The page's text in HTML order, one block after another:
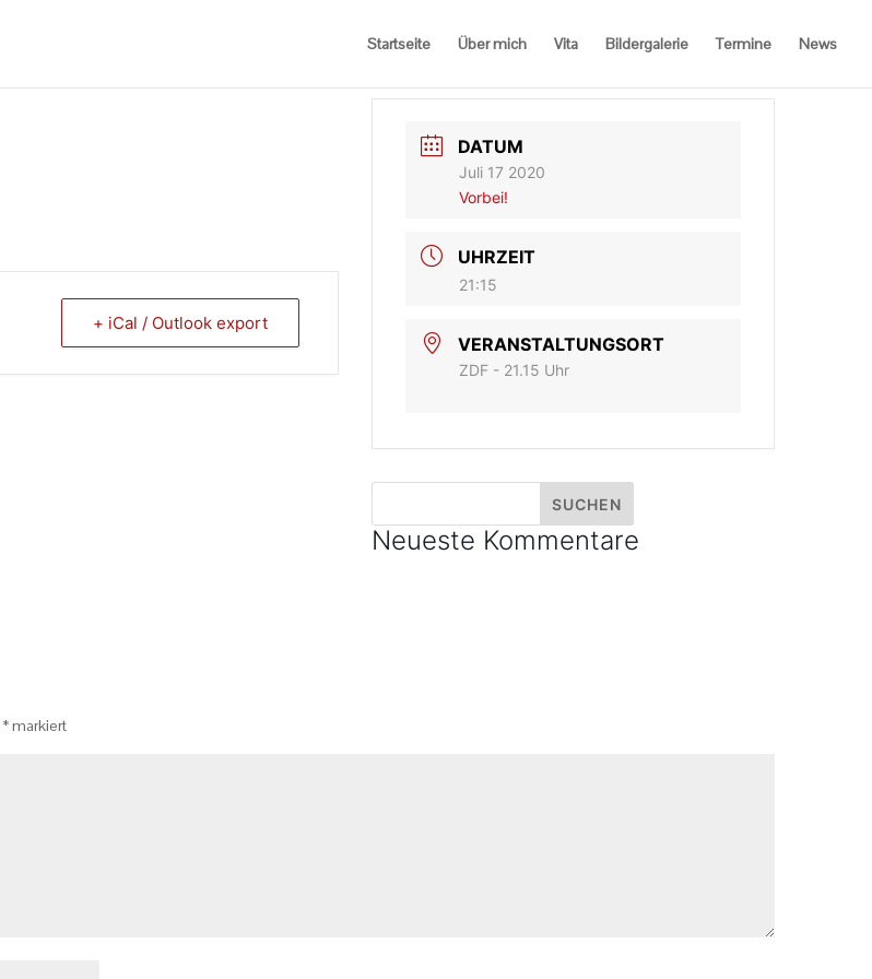
Startseite Über mich Vita Bildergalerie Termine News
+ iCal / Outlook export
DATUM
Juli 17 2020
Vorbei!
UHRZEIT
21:15
VERANSTALTUNGSORT
ZDF - 21.15 Uhr
Neueste Kommentare
*markiert